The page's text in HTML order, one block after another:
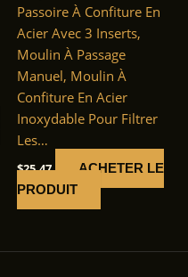
Passoire À Confiture En
Acier Avec 3 Inserts,
Moulin À Passage
Manuel, Moulin À
Confiture En Acier
Inoxydable Pour Filtrer
Les…
$25.47
ACHETER LE
PRODUIT